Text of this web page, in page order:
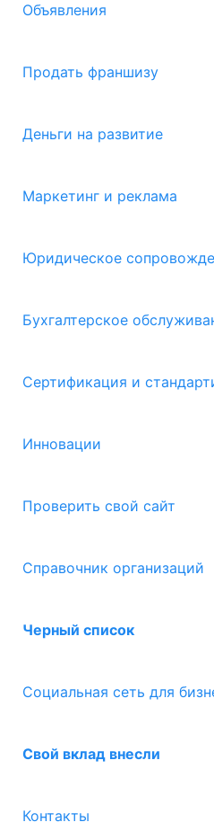
Объявления
Продать франшизу
Деньги на развитие
Маркетинг и реклама
Юридическое
Бухгалтерское
Сертификация и
Инновации
Проверить свой сайт
Справочник организаций
Черный список
Социальная сеть для
Свой вклад внесли
Контакты